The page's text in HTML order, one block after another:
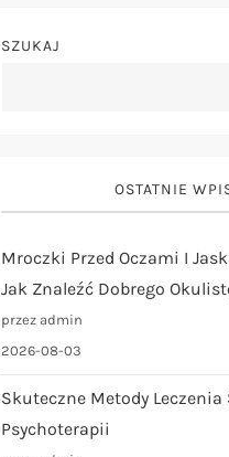
SZUKAJ
OSTATNIE
Mroczki Przed Oczami I
Jak Znaleźć Dobrego
przez admin
2026-08-03
Skuteczne Metody Leczenia
Psychoterapii